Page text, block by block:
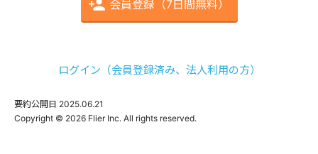
会員登録（7日間無料）
ログイン（会員登録済み、法人利用の方）
要約公開日 2025.06.21